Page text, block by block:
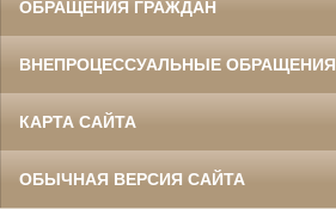
ОБРАЩЕНИЯ ГРАЖДАН
ВНЕПРОЦЕССУАЛЬНЫЕ ОБРАЩЕНИЯ
КАРТА САЙТА
ОБЫЧНАЯ ВЕРСИЯ САЙТА